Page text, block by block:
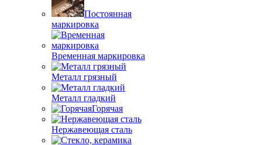
Постоянная
маркировка
Временная маркировка
Металл грязный
Металл гладкий
Горячая
Нержавеющая сталь